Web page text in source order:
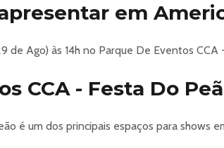
em
de Ago) às 14h no Parque De Eventos
CCA - Festa Do
é um dos principais espaços para shows